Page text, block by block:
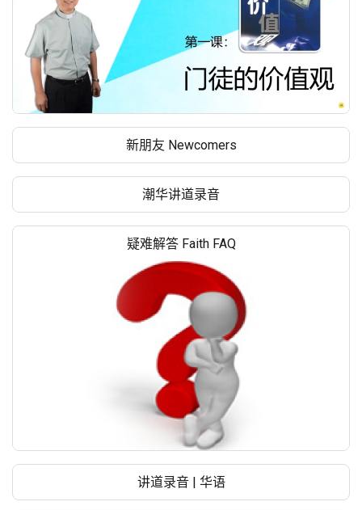
新朋友 Newcomers
潮华讲道录音
疑难解答 Faith FAQ
讲道录音 | 华语